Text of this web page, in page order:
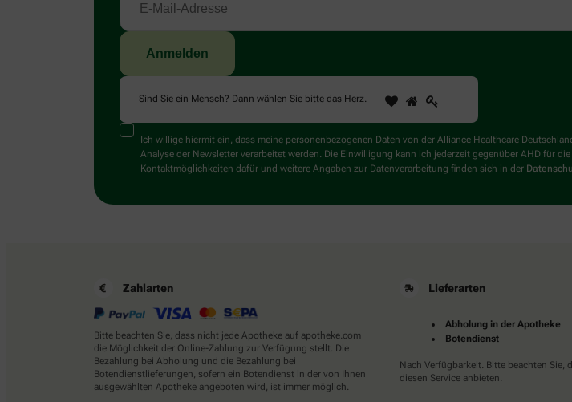
Sind Sie ein Mensch? Dann wählen Sie bitte das Herz.
Sind
Sie
ein
Mensch?
Dann
wählen
1 2
Ich willige hiermit ein, dass meine personenbezogenen Daten von der Alliance Healthcare
Analyse der Newsletter verarbeitet werden. Die Einwilligung kann ich jederzeit gegenüber AHD für
Kontaktmöglichkeiten dafür und weitere Angaben zur Datenverarbeitung finden sich in der
Zahlarten
Bitte beachten Sie, dass nicht jede Apotheke auf apotheke.com
die Möglichkeit der Online-Zahlung zur Verfügung stellt. Die
Bezahlung bei Abholung und die Bezahlung bei
Botendienstlieferungen, sofern ein Botendienst in der von Ihnen
ausgewählten Apotheke angeboten wird, ist immer möglich.
Lieferarten
Abholung in der Apotheke
Botendienst
Nach Verfügbarkeit. Bitte beachten Sie,
diesen Service anbieten.